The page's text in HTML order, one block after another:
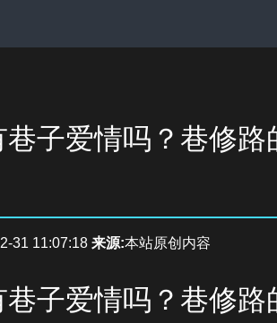
巷子爱情吗？巷修路
31 11:07:18 来源:本站原创内容
巷子爱情吗？巷修路